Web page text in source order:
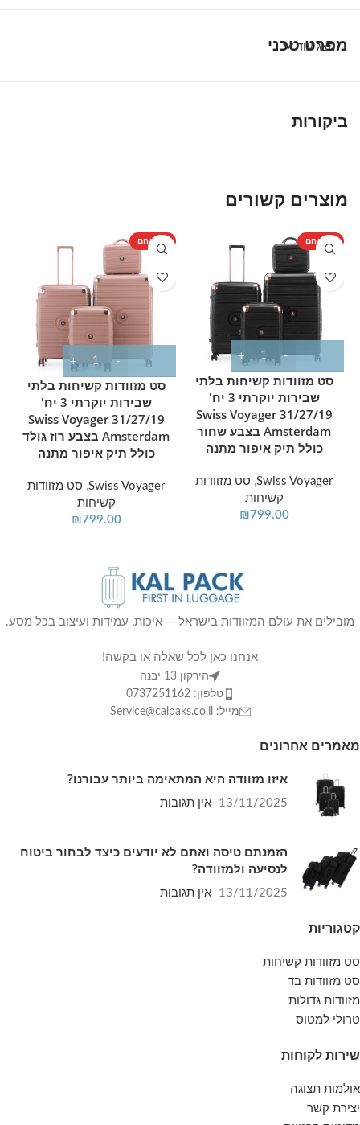
מפרט טכני
הצג עוד
ביקורות
מוצרים קשורים
מוצר חם
סט מזוודות קשיחות בלתי
שבירות יוקרתי 3 יח'
31/27/19 Swiss Voyager
Amsterdam בצבע שחור
כולל תיק איפור מתנה
Swiss Voyager
, סט מזוודות
קשיחות
₪799.00
מוצר חם
סט מזוודות קשיחות בלתי
שבירות יוקרתי 3 יח'
31/27/19 Swiss Voyager
Amsterdam בצבע רוז גולד
כולל תיק איפור מתנה
Swiss Voyager
, סט מזוודות
קשיחות
₪799.00
מובילים את עולם המזוודות בישראל — איכות, עמידות ועיצוב בכל מסע.
אנחנו כאן לכל שאלה או בקשה!
הירקון 13 יבנה
טלפון: 0737251162
מייל: Service@calpaks.co.il
מאמרים אחרונים
איזו מזוודה היא המתאימה ביותר עבורנו?
13/11/2025 אין תגובות
הזמנתם טיסה ואתם לא יודעים כיצד לבחור ביטוח
לנסיעה ולמזוודה?
13/11/2025 אין תגובות
קטגוריות
סט מזוודות קשיחות
סט מזוודות בד
מזוודות גדולות
טרולי למטוס
שירות לקוחות
אולמות תצוגה
יצירת קשר